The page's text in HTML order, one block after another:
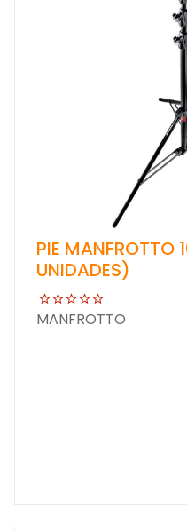
PIE MANFROTTO
UNIDADES)
MANFROTTO